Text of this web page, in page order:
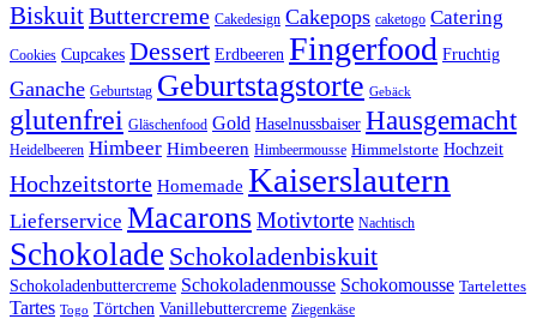
BiskuitButtercreme Cakedesign Cakepops caketogo Catering
Cookies Cupcakes Dessert Erdbeeren Fingerfood Fruchtig
Ganache Geburtstag Geburtstagstorte Gebäck
glutenfrei Gläschenfood Gold Haselnussbaiser Hausgemacht
Heidelbeeren Himbeer Himbeeren Himbeermousse Himmelstorte Hochzeit
Hochzeitstorte Homemade Kaiserslautern
Lieferservice MacaronsMotivtorte Nachtisch
Schokolade Schokoladenbiskuit
Schokoladenbuttercreme Schokoladenmousse Schokomousse Tartelettes
Tartes Togo Törtchen Vanillebuttercreme Ziegenkäse